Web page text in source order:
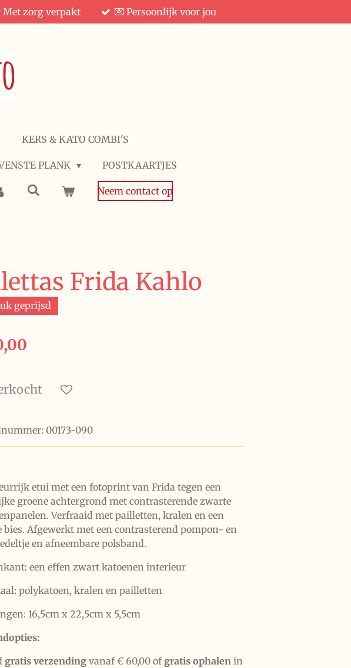
Met zorg verpakt 💌 Persoonlijk voor jou
KERS & KATO COMBI'S
PLANK POSTKAARTJES
Neem contact op
Frida Kahlo
geprijsd
00173-090
etui met een fotoprint van Frida tegen een
groene achtergrond met contrasterende zwarte
Verfraaid met pailletten, kralen en een
bies. Afgewerkt met een contrasterend pompon- en
en afneembare polsband.
een effen zwart katoenen interieur
polykatoen, kralen en pailletten
16,5cm x 22,5cm x 5,5cm
gratis verzending vanaf € 60,00 ofgratis ophalen in